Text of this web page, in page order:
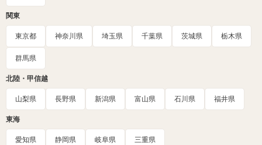
関東
東京都 神奈川県 埼玉県 千葉県 茨城県 栃木県
群馬県
北陸・甲信越
山梨県 長野県 新潟県 富山県 石川県 福井県
東海
愛知県 静岡県 岐阜県 三重県